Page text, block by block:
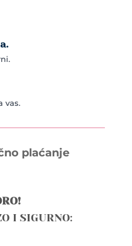
vas.
plaćanje
I SIGURNO: